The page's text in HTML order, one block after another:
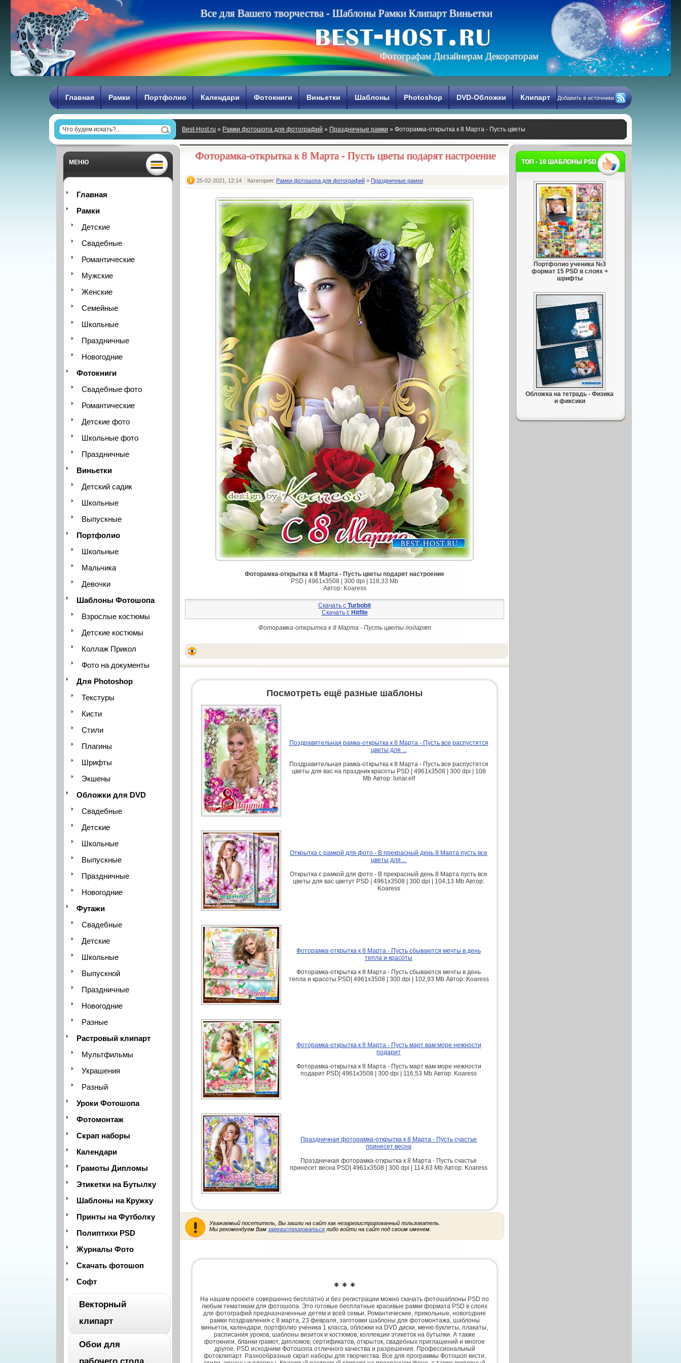
Все для Вашего творчества - Шаблоны Рамки Клипарт Виньетки
Фотографам Дизайнерам Декораторам
Главная Рамки Портфолио Календари Фотокниги Виньетки Шаблоны Photoshop DVD-Обложки Клипарт Добавить в источники
Best-Host.ru » Рамки фотошопа для фотографий » Праздничные рамки » Фоторамка-открытка к 8 Марта - Пусть цветы
МЕНЮ
Главная
Рамки
Детские
Свадебные
Романтические
Мужские
Женские
Семейные
Школьные
Праздничные
Новогодние
Фотокниги
Свадебные фото
Романтические
Детские фото
Школьные фото
Праздничные
Виньетки
Детский садик
Школьные
Выпускные
Портфолио
Школьные
Мальчика
Девочки
Шаблоны Фотошопа
Взрослые костюмы
Детские костюмы
Коллаж Прикол
Фото на документы
Для Photoshop
Текстуры
Кисти
Стили
Плагины
Шрифты
Экшены
Обложки для DVD
Свадебные
Детские
Школьные
Выпускные
Праздничные
Новогодние
Футажи
Свадебные
Детские
Школьные
Выпускной
Праздничные
Новогодние
Разные
Растровый клипарт
Мультфильмы
Украшения
Разный
Уроки Фотошопа
Фотомонтаж
Скрап наборы
Календари
Грамоты Дипломы
Этикетки на Бутылку
Шаблоны на Кружку
Принты на Футболку
Полиптихи PSD
Журналы Фото
Скачать фотошоп
Софт
Векторный
клипарт
Обои для
Фоторамка-открытка к 8 Марта - Пусть цветы подарят настроение
25-02-2021, 12:14 Категория: Рамки фотошопа для фотографий » Праздничные рамки
Фоторамка-открытка к 8 Марта - Пусть цветы подарят настроение
PSD | 4961x3508 | 300 dpi | 118,33 Mb
Автор: Koaress
Скачать с Turbobit
Скачать с Hitfile
Фоторамка-открытка к 8 Марта - Пусть цветы подарят
Посмотреть ещё разные шаблоны
Поздравительная рамка-открытка к 8 Марта - Пусть все распустятся
цветы для ...
Поздравительная рамка-открытка к 8 Марта - Пусть все распустятся
цветы для вас на праздник красоты PSD | 4961х3508 | 300 dpi | 108
Mb Автор: lunar.elf
Открытка с рамкой для фото - В прекрасный день 8 Марта пусть все
цветы для ...
Открытка с рамкой для фото - В прекрасный день 8 Марта пусть все
цветы для вас цветут PSD | 4961x3508 | 300 dpi | 104,13 Mb Автор:
Koaress
Фоторамка-открытка к 8 Марта - Пусть сбываются мечты в день
тепла и красоты
Фоторамка-открытка к 8 Марта - Пусть сбываются мечты в день
тепла и красоты PSD| 4961x3508 | 300 dpi | 102,93 Mb Автор: Koaress
Фоторамка-открытка к 8 Марта - Пусть март вам море нежности
подарит
Фоторамка-открытка к 8 Марта - Пусть март вам море нежности
подарит PSD| 4961x3508 | 300 dpi | 116,53 Mb Автор: Koaress
Праздничная фоторамка-открытка к 8 Марта - Пусть счастье
принесет весна
Праздничная фоторамка-открытка к 8 Марта - Пусть счастье
принесет весна PSD| 4961x3508 | 300 dpi | 114,63 Mb Автор: Koaress
Уважаемый посетитель, Вы зашли на сайт как незарегистрированный пользователь.
Мы рекомендуем Вам зарегистрироваться либо войти на сайт под своим именем.
✱ ✱ ✱
На нашем проекте совершенно бесплатно и без регистрации можно скачать фотошаблоны PSD по
любым тематикам для фотошопа. Это готовые бесплатные красивые рамки формата PSD в слоях
для фотографий предназначенные детям и всей семьи. Романтические, прикольные, новогодние
рамки поздравления с 8 марта, 23 февраля, заготовки шаблоны для фотомонтажа, шаблоны
виньеток, календари, портфолио ученика 1 класса, обложки на DVD диски, меню буклеты, плакаты,
расписания уроков, шаблоны визиток и костюмов, коллекции этикеток на бутылки. А также
фотокниги, бланки грамот, дипломов, сертификатов, открыток, свадебных приглашений и многое
другое. PSD исходники Фотошопа отличного качества и разрешения. Профессиональный
фотоклипарт. Разнообразные скрап наборы для творчества. Все для программы Фотошоп кисти,
ТОП - 10 ШАБЛОНЫ PSD
Портфолио ученика №3
формат 15 PSD в слоях +
шрифты
Обложка на тетрадь - Физика
и фиксики